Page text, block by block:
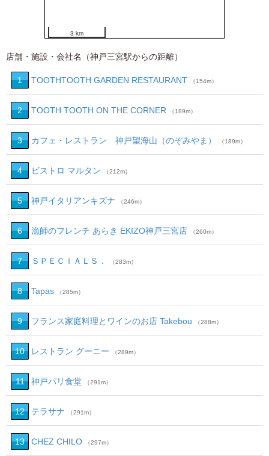
3 km
店舗・施設・会社名（神戸三宮駅からの距離）
1 TOOTHTOOTH GARDEN RESTAURANT （154m）
2 TOOTH TOOTH ON THE CORNER （189m）
3 カフェ・レストラン 神戸望海山（のぞみやま） （189m）
4 ビストロ マルタン （212m）
5 神戸イタリアンキズナ （246m）
6 漁師のフレンチ あらき EKIZO神戸三宮店 （260m）
7 ＳＰＥＣＩＡＬＳ． （283m）
8 Tapas （285m）
9 フランス家庭料理とワインのお店 Takebou （288m）
10 レストラン グーニー （289m）
11 神戸パリ食堂 （291m）
12 テラサナ （291m）
13 CHEZ CHILO （297m）